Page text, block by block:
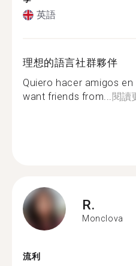
英語
理想的語言社群夥伴
Quiero hacer amigos
want friends from...閱讀
R.
Monclova
流利